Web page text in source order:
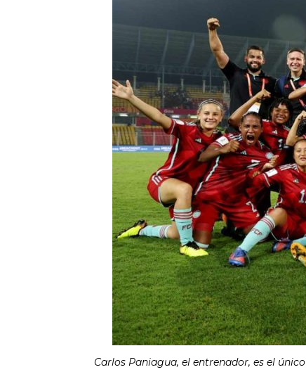
Carlos Paniagua, el entrenador, es el